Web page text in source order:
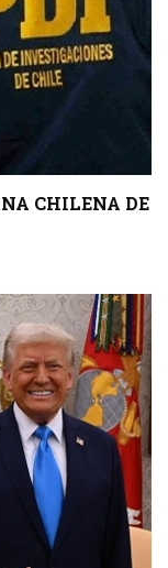
CHILENA DE